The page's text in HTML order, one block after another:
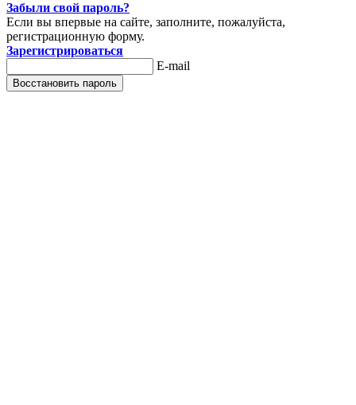
Забыли свой пароль?
Если вы впервые на сайте, заполните, пожалуйста,
регистрационную форму.
Зарегистрироваться
E-mail
Восстановить пароль